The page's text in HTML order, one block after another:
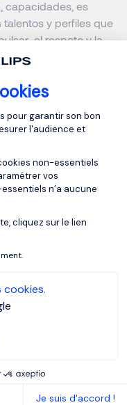
pour garantir son bon
l'audience et
non-essentiels
vos
n’a aucune
cliquez sur le lien
cookies.
Je suis d'accord !
capacidades, es
y perfiles que
el respeto y la
una oportunidad
visiones y
de las personas.
la estrategia de
Philip